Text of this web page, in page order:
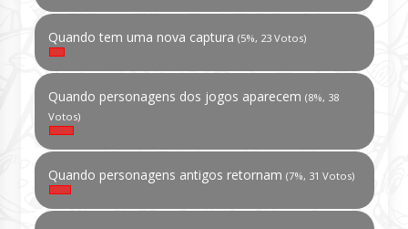
Quando tem uma nova captura (5%, 23 Votos)
Quando personagens dos jogos aparecem (8%, 38
Votos)
Quando personagens antigos retornam (7%, 31 Votos)